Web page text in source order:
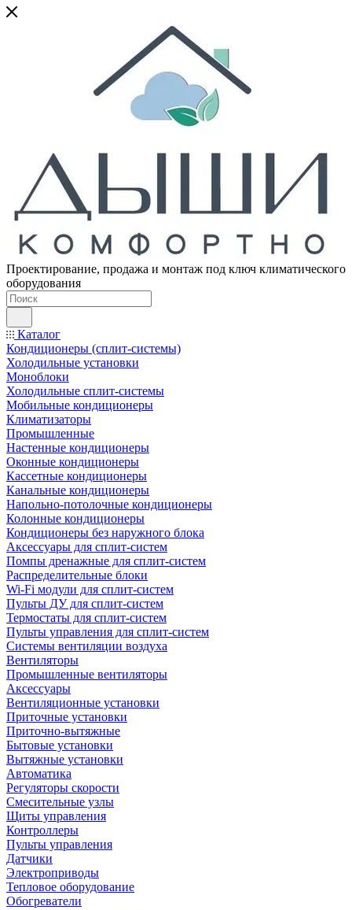
Проектирование, продажа и монтаж под ключ климатического
оборудования
Каталог
Кондиционеры (сплит-системы)
Холодильные установки
Моноблоки
Холодильные сплит-системы
Мобильные кондиционеры
Климатизаторы
Промышленные
Настенные кондиционеры
Оконные кондиционеры
Кассетные кондиционеры
Канальные кондиционеры
Напольно-потолочные кондиционеры
Колонные кондиционеры
Кондиционеры без наружного блока
Аксессуары для сплит-систем
Помпы дренажные для сплит-систем
Распределительные блоки
Wi-Fi модули для сплит-систем
Пульты ДУ для сплит-систем
Термостаты для сплит-систем
Пульты управления для сплит-систем
Системы вентиляции воздуха
Вентиляторы
Промышленные вентиляторы
Аксессуары
Вентиляционные установки
Приточные установки
Приточно-вытяжные
Бытовые установки
Вытяжные установки
Автоматика
Регуляторы скорости
Смесительные узлы
Щиты управления
Контроллеры
Пульты управления
Датчики
Электроприводы
Тепловое оборудование
Обогреватели